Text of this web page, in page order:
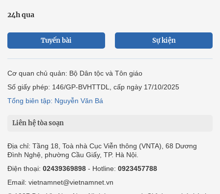
24h qua
Tuyến bài Sự kiện
Cơ quan chủ quản: Bộ Dân tộc và Tôn giáo
Số giấy phép: 146/GP-BVHTTDL, cấp ngày 17/10/2025
Tổng biên tập: Nguyễn Văn Bá
Liên hệ tòa soạn
Địa chỉ: Tầng 18, Toà nhà Cục Viễn thông (VNTA), 68 Dương
Đình Nghệ, phường Cầu Giấy, TP. Hà Nội.
Điện thoại: 02439369898 - Hotline: 0923457788
Email: vietnamnet@vietnamnet.vn